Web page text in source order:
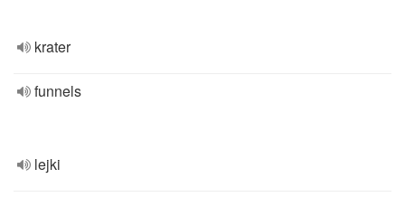
krater
funnels
lejki